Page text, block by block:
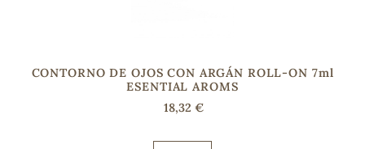
CONTORNO DE OJOS CON ARGÁN ROLL-ON 7ml
ESENTIAL AROMS
18,32 €